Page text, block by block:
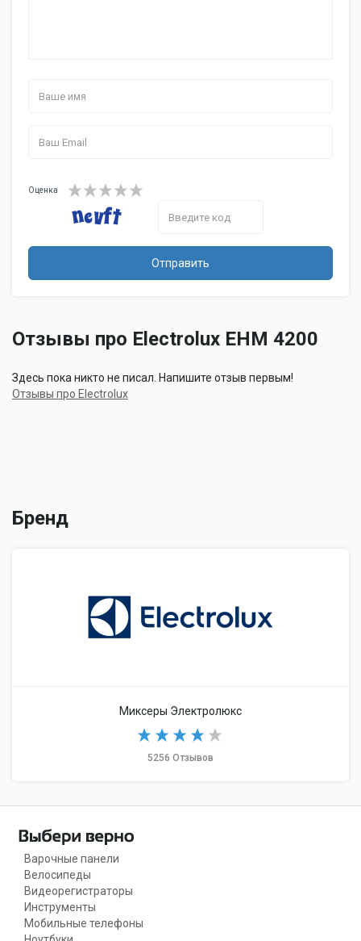
Оценка
Отправить
Отзывы про Electrolux EHM 4200
Здесь пока никто не писал. Напишите отзыв первым!
Отзывы про Electrolux
Бренд
Миксеры Электролюкс
5256 Отзывов
Варочные панели
Велосипеды
Видеорегистраторы
Инструменты
Мобильные телефоны